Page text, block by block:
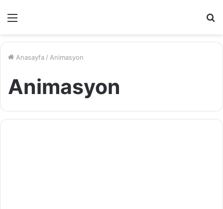
Menü
Anasayfa / Animasyon
Animasyon